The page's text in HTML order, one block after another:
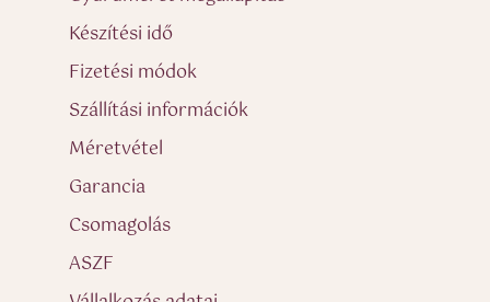
Készítési idő
Fizetési módok
Szállítási információk
Méretvétel
Garancia
Csomagolás
ASZF